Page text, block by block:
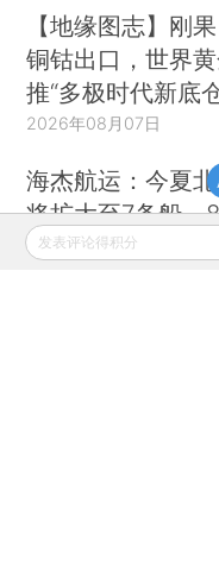
【地缘图志】刚
铜钴出口，世界
推“多极时代新底
2026年08月07日
海杰航运：今夏
将扩大至7条船、
·物流
发表评论得积分